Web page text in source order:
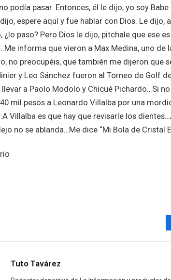
podía pasar. Entonces, él le dijo, yo soy
espere aquí y fue hablar con Dios. Le dijo,
¿lo paso? Pero Dios le dijo, pitchale que ese
informa que vieron a Max Medina, uno de
no preocupéis, que también me dijeron que
y Leo Sánchez fueron al Torneo de Golf
llevar a Paolo Modolo y Chicué Pichardo…Si
mil pesos a Leonardo Villalba por una
Villalba es que hay que revisarle los
no se ablanda…Me dice “Mi Bola de Cristal
Tuto Tavárez